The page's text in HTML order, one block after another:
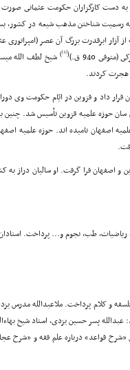
دست کارگزاران حکومت عثمانى
رسمیت شناختن مذهب شیعه در کشور،
آزار ابرقدرت بزرگ آن عصر (امپراتورى
940 ق.)
(
[4]
)
هجرت کردند.
را پایتخت ایران قرار داد و قزوین در ایّام
حوزه علمیه قزوین تأسیس شد. چنین
اصفهان نامیده اند. حوزه علمیه
و اصفهان فرا گرفت. او سالیان دراز
ریاضیات، طب، نجوم و... پرداخت. استادان
فلسفه و کلام پرداخت. ملاعبدالله
پسر حسین یزدى، استاد شیخ
«شرح قواعد» درباره علم فقه و «شرح